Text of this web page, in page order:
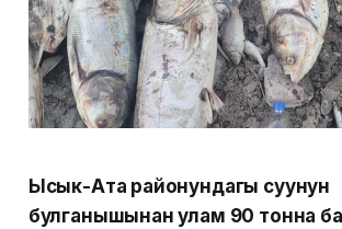
Ысык-Ата районундагы суунун
булганышынан улам 90 тонна